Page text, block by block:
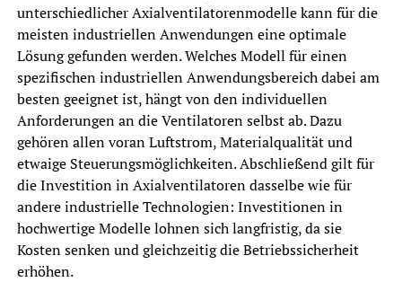
unterschiedlicher Axialventilatorenmodelle kann für die
meisten industriellen Anwendungen eine optimale
Lösung gefunden werden. Welches Modell für einen
spezifischen industriellen Anwendungsbereich dabei am
besten geeignet ist, hängt von den individuellen
Anforderungen an die Ventilatoren selbst ab. Dazu
gehören allen voran Luftstrom, Materialqualität und
etwaige Steuerungsmöglichkeiten. Abschließend gilt für
die Investition in Axialventilatoren dasselbe wie für
andere industrielle Technologien: Investitionen in
hochwertige Modelle lohnen sich langfristig, da sie
Kosten senken und gleichzeitig die Betriebssicherheit
erhöhen.